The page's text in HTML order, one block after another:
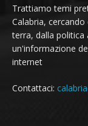
Trattiamo temi
Calabria,
terra, dalla politica
un'informazione
internet
Contattaci: